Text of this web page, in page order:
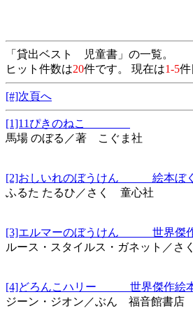
「貸出ベスト 児童書」の一覧。
ヒット件数は20件です。 現在は1-5件
[#]次頁へ
[1]11ぴきのねこ
馬場 のぼる／著 こぐま社
[2]おしいれのぼうけん 絵本ぼ
ふるた たるひ／さく 童心社
[3]エルマーのぼうけん 世界傑
ルース・スタイルス・ガネット／
[4]どろんこハリー 世界傑作絵本
ジーン・ジオン／ぶん 福音館書店